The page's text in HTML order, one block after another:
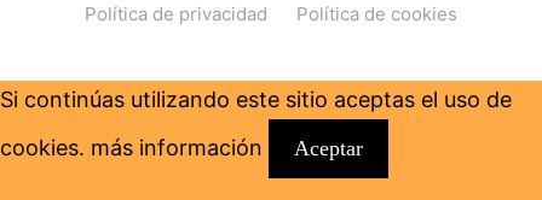
Política de privacidad
Política de cookies
Si continúas utilizando este sitio aceptas el uso de
cookies. más información Aceptar